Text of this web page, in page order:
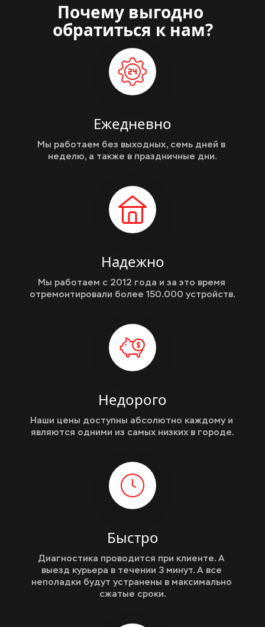
Почему выгодно
обратиться к нам?
Ежедневно
Мы работаем без выходных, семь дней в
неделю, а также в праздничные дни.
Надежно
Мы работаем с 2012 года и за это время
отремонтировали более 150.000 устройств.
Недорого
Наши цены доступны абсолютно каждому и
являются одними из самых низких в городе.
Быстро
Диагностика проводится при клиенте. А
выезд курьера в течении 3 минут. А все
неполадки будут устранены в максимально
сжатые сроки.